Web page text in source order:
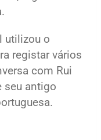
utilizou o
registar vários
com Rui
seu antigo